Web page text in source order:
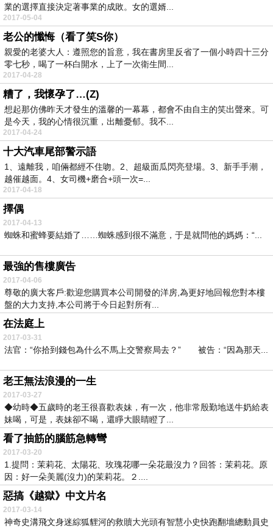
業的選擇直接決定著事業的成敗。女的選婿...
2017-05-04
老公的懺悔（看了笑S你）
親愛的老婆大人：遵照您的旨意，我在書房里反省了一個小時四十三分
零七秒，喝了一杯白開水，上了一次衛生間...
2017-04-28
糟了，我懷孕了…(Z)
想起那仿佛昨天才發生的溫馨的一幕幕，都會不由自主的笑出聲來。可
是今天，我的心情很沉重，出離憂郁。我不...
2017-04-24
十大汽車尾部警示語
1、遠離我，咱倆都經不住吻。2、超級面瓜閃亮登場。3、新手手潮，
越催越面。4、女司機+磨合+頭一次=...
2017-04-18
擇偶
2017-04-13
蜘蛛和蜜蜂要結婚了……蜘蛛感到很不滿意，于是就問他的媽媽：“...
最強的售樓廣告
2017-04-06
尊敬的廣大客戶:歡迎您購買本公司開發的洋房,為更好地回報您對本樓
盤的大力支持,本公司將于今日起對所有...
在法庭上
2017-03-31
法官：“你拾到錢包為什么不馬上交警察局去？” 被告：“因為那天...
老王無法浪漫的一生
2017-03-27
◆幼時◆五歲時的老王很喜歡表妹，有一次，他非常殷勤地送牛奶給表
妹喝，可是，表妹卻不喝，還睜大眼睛瞪了...
看了抽筋的腦筋急轉彎
2017-03-20
1.提問：茉莉花、太陽花、玫瑰花哪一朵花最沒力？回答：茉莉花。原
因：好一朵美麗(沒力)的茉莉花。２....
惡搞《越獄》中文片名
2017-03-14
神奇史溝飛文身迷綜狐貍河的救贖大光頭有智慧小史快跑翻墻總動員史